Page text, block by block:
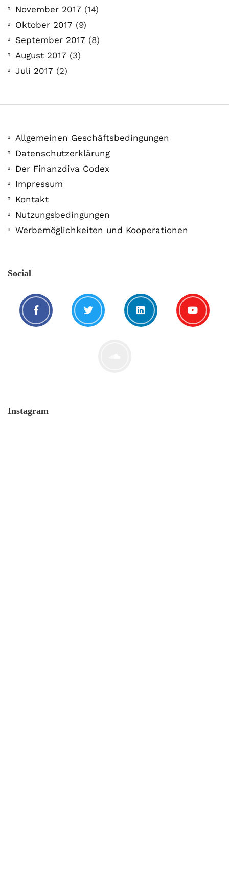
November 2017 (14)
Oktober 2017 (9)
September 2017 (8)
August 2017 (3)
Juli 2017 (2)
Allgemeinen Geschäftsbedingungen
Datenschutzerklärung
Der Finanzdiva Codex
Impressum
Kontakt
Nutzungsbedingungen
Werbemöglichkeiten und Kooperationen
Social
Instagram